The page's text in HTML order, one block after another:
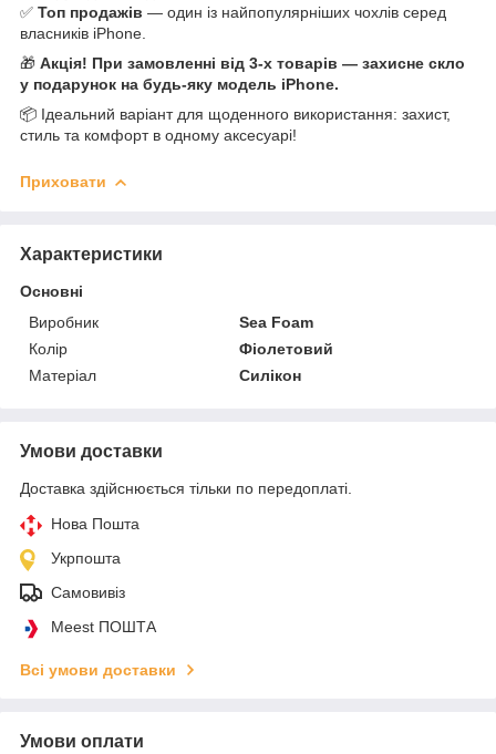
✅ Топ продажів — один із найпопулярніших чохлів серед
власників iPhone.
🎁 Акція! При замовленні від 3-х товарів — захисне скло
у подарунок на будь-яку модель iPhone.
📦 Ідеальний варіант для щоденного використання: захист,
стиль та комфорт в одному аксесуарі!
Приховати
Характеристики
Основні
Виробник
Sea Foam
Колір
Фіолетовий
Матеріал
Силікон
Умови доставки
Доставка здійснюється тільки по передоплаті.
Нова Пошта
Укрпошта
Самовивіз
Meest ПОШТА
Всі умови доставки
Умови оплати